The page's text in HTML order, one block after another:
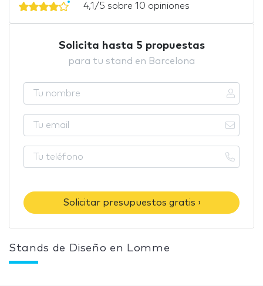
4,1/5 sobre 10 opiniones
Solicita hasta 5 propuestas
para tu stand en Barcelona
Solicitar presupuestos gratis ›
Stands de Diseño en Lomme